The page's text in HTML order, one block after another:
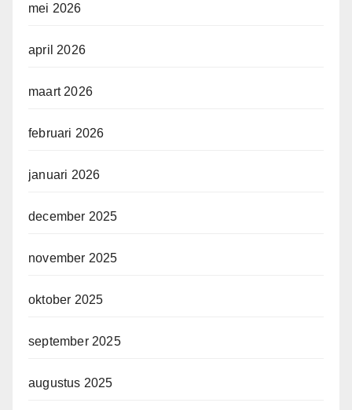
mei 2026
april 2026
maart 2026
februari 2026
januari 2026
december 2025
november 2025
oktober 2025
september 2025
augustus 2025